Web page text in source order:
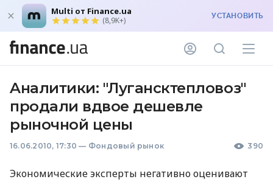
Multi от Finance.ua
(8,9K+) УСТАНОВИТЬ
Aналитики: "Лугансктепловоз"
продали вдвое дешевле
рыночной цены
16.06.2010, 17:30 — Фондовый рынок 390
Экономические эксперты негативно оценивают